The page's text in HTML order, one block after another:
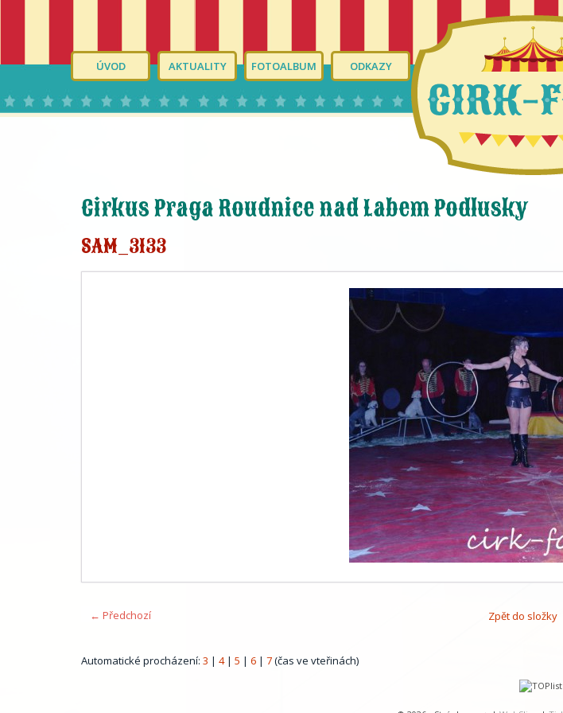
ÚVOD AKTUALITY FOTOALBUM ODKAZY
Cirkus Praga Roudnice nad Labem Podlusky
SAM_3133
← Předchozí Zpět do složky
Automatické procházení: 3 | 4| 5 | 6 | 7(čas ve vteřinách)